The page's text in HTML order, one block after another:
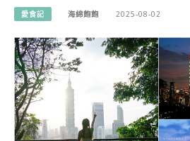
愛食記 海綿飽飽 2025-08-02